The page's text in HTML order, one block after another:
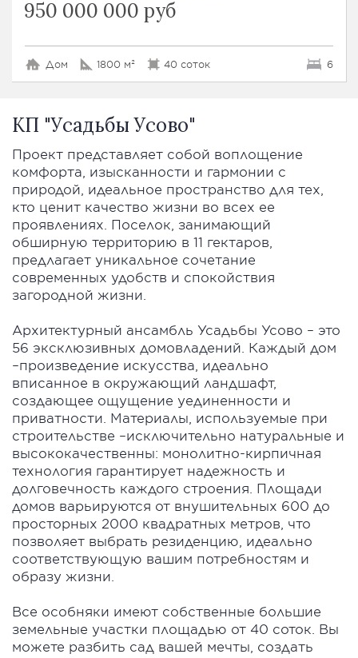
950 000 000 руб
Дом 1800 м² 40 соток 6
КП "Усадьбы Усово"
Проект представляет собой воплощение
комфорта, изысканности и гармонии с
природой, идеальное пространство для тех,
кто ценит качество жизни во всех ее
проявлениях. Поселок, занимающий
обширную территорию в 11 гектаров,
предлагает уникальное сочетание
современных удобств и спокойствия
загородной жизни.
Архитектурный ансамбль Усадьбы Усово – это
56 эксклюзивных домовладений. Каждый дом
–произведение искусства, идеально
вписанное в окружающий ландшафт,
создающее ощущение уединенности и
приватности. Материалы, используемые при
строительстве –исключительно натуральные и
высококачественны: монолитно-кирпичная
технология гарантирует надежность и
долговечность каждого строения. Площади
домов варьируются от внушительных 600 до
просторных 2000 квадратных метров, что
позволяет выбрать резиденцию, идеально
соответствующую вашим потребностям и
образу жизни.
Все особняки имеют собственные большие
земельные участки площадью от 40 соток. Вы
можете разбить сад вашей мечты, создать